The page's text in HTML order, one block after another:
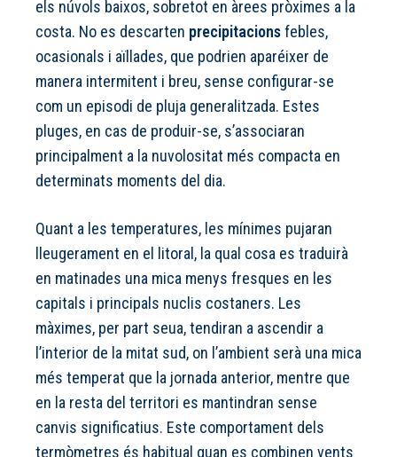
els núvols baixos, sobretot en àrees pròximes a la
costa. No es descarten precipitacionsfebles,
ocasionals i aïllades, que podrien aparéixer de
manera intermitent i breu, sense configurar-se
com un episodi de pluja generalitzada. Estes
pluges, en cas de produir-se, s’associaran
principalment a la nuvolositat més compacta en
determinats moments del dia.
Quant a les temperatures, les mínimes pujaran
lleugerament en el litoral, la qual cosa es traduirà
en matinades una mica menys fresques en les
capitals i principals nuclis costaners. Les
màximes, per part seua, tendiran a ascendir a
l’interior de la mitat sud, on l’ambient serà una mica
més temperat que la jornada anterior, mentre que
en la resta del territori es mantindran sense
canvis significatius. Este comportament dels
termòmetres és habitual quan es combinen vents